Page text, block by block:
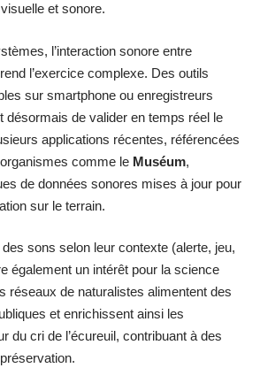
et sonore.
l’interaction sonore entre
l’exercice complexe. Des outils
sur smartphone ou enregistreurs
désormais de valider en temps réel le
applications récentes, référencées
comme le Muséum,
de données sonores mises à jour pour
sur le terrain.
des sons selon leur contexte (alerte, jeu,
également un intérêt pour la science
réseaux de naturalistes alimentent des
et enrichissent ainsi les
du cri de l’écureuil, contribuant à des